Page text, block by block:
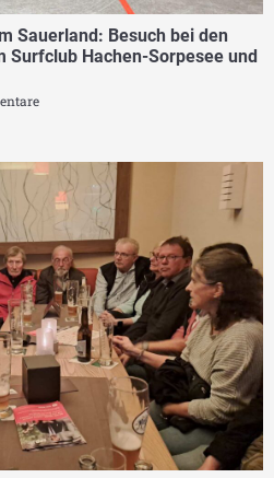
Sauerland: Besuch bei den
Surfclub Hachen-Sorpesee und